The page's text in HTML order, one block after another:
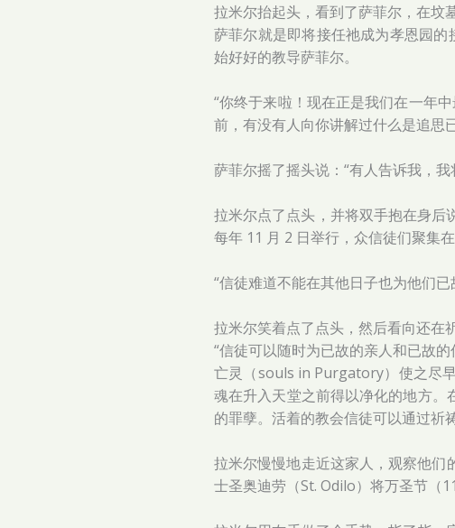
拉米尔抬起头，看到了萨菲尔，在坟
萨菲尔就是即将接任祂成为孝恩园
始好好的教导萨菲尔。
“你终于来啦！现在正是我们在一年
前，有没有人向你讲解过什么是追思
萨菲尔摇了摇头说：“有人告诉我，
拉米尔点了点头，并将双手抱在身后
每年 11 月 2 日举行，众信徒们聚集
“信徒难道不能在其他日子也为他们已
拉米尔笑着点了点头，然后看向还在
“信徒可以随时为已故的亲人和已故
亡灵（souls in Purgatory）使之尽
魂在升入天堂之前得以净化的地方
的罪孽。活着的教会信徒可以通过祈
拉米尔慢慢地走近这家人，观察他们
士圣奥迪劳（St. Odilo）将万圣节（